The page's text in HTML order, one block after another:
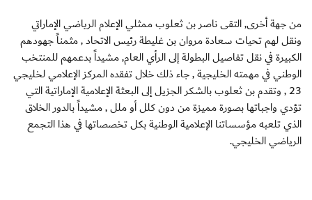
من جهة أخرى, التقى ناصر بن ثعلوب ممثلي الإعلام الرياضي الإماراتي
ونقل لهم تحيات سعادة مروان بن غليطة رئيس الاتحاد , مثمناً جهودهم
الكبيرة في نقل تفاصيل البطولة إلى الرأي العام, مشيداً بدعمهم للمنتخب
الوطني في مهمته الخليجية , جاء ذلك خلال تفقده المركز الإعلامي لخليجي
23 , وتقدم بن ثعلوب بالشكر الجزيل إلى البعثة الإعلامية الإماراتية التي
تؤدي واجباتها بصورة مميزة من دون كلل أو ملل , مشيداً بالدور الخلاق
الذي تلعبه مؤسساتنا الإعلامية الوطنية بكل تخصصاتها في هذا التجمع
الرياضي الخليجي.